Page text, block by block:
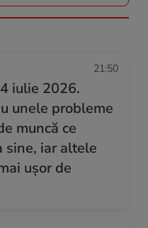
21:50
iulie 2026.
unele probleme
muncă ce
sine, iar altele
ușor de